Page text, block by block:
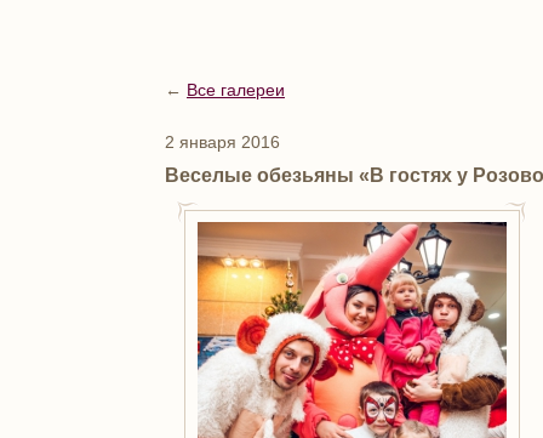
← Все галереи
2 января 2016
Веселые обезьяны «В гостях у